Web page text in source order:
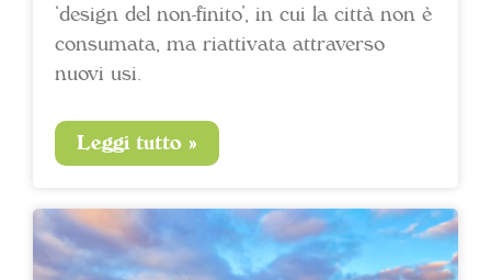
‘design del non-finito’, in cui la città non è
consumata, ma riattivata attraverso
nuovi usi.
Leggi tutto »